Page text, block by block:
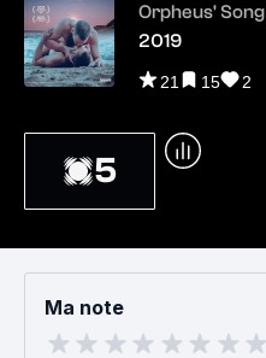
Orpheus' Song
2019
21 15 2
5
Ma note